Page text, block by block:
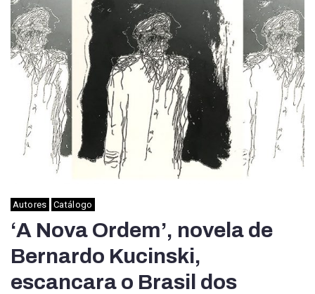
Autores Catálogo
‘A Nova Ordem’, novela de
Bernardo Kucinski,
escancara o Brasil dos